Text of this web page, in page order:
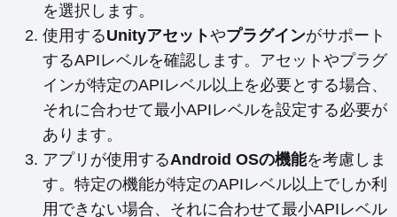
を選択します。
使用するUnityアセットやプラグインがサポート
するAPIレベルを確認します。アセットやプラグ
インが特定のAPIレベル以上を必要とする場合、
それに合わせて最小APIレベルを設定する必要が
あります。
アプリが使用するAndroid OSの機能を考慮しま
す。特定の機能が特定のAPIレベル以上でしか利
用できない場合、それに合わせて最小APIレベル